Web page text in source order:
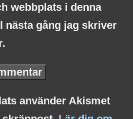
webbplats i denna
nästa gång jag skriver
använder Akismet